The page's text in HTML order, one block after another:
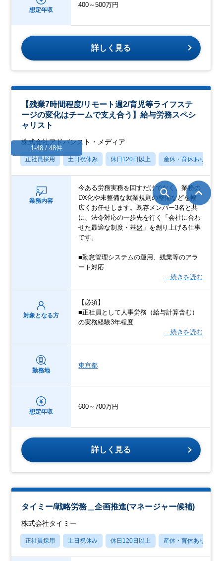
想定年収
400～500万円
詳しく見る
【残業7時間程度/リモート週2/育児等ライフステ
ージの変化はチームで支え合う】給与労務スペシ
ャリスト
株式会社アドバンスト・メディア
正社員採用 土日祝休み 休日120日以上 産休・育休あり
業務内容
今ある労務実務を回すだけでなく、業務の
DX化や未整備な就業規則の整備などを幅
広くお任せします。既存メンバー3名と共
に、法令対応の一歩先を行く「会社に合わ
せた最適な制度・基盤」を創り上げる仕事
です。
■勤怠管理システムの運用、残業等のアラ
ート対応
…続きを読む
対象となる方
【必須】
■正社員として人事労務（給与計算含む）
の実務経験3年程度
…続きを読む
勤務地
東京都
想定年収
600～700万円
詳しく見る
タイミー/戦略労務＿企画推進(マネージャー候補)
株式会社タイミー
正社員採用 土日祝休み 休日120日以上 産休・育休あり
1-48 / 48件